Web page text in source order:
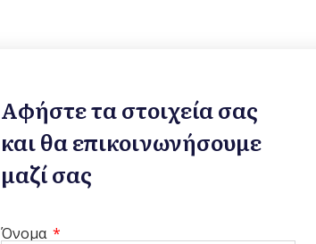
Αφήστε τα στοιχεία σας
και θα επικοινωνήσουμε
μαζί σας
Όνομα